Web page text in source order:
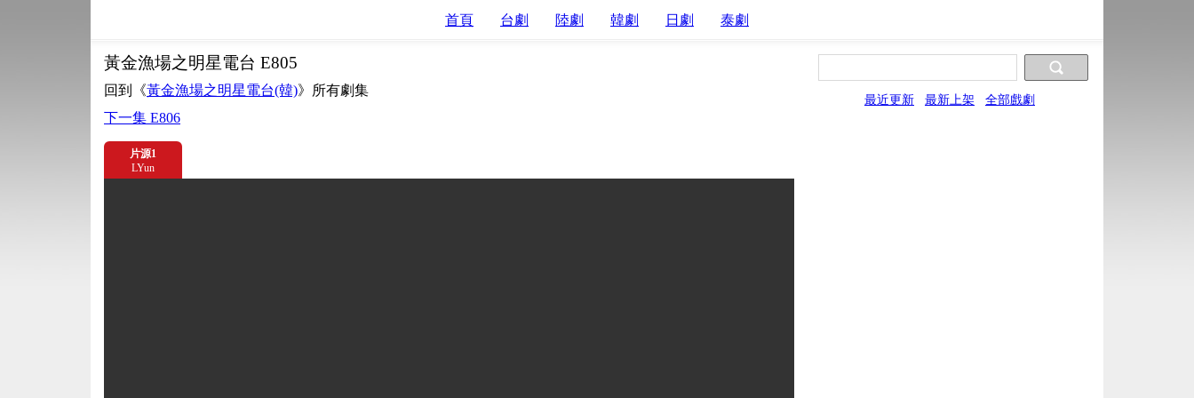
首頁 台劇 陸劇 韓劇 日劇 泰劇
最近更新 最新上架 全部戲劇
黃金漁場之明星電台 E805
回到《黃金漁場之明星電台(韓)》所有劇集
下一集 E806
片源1
LYun